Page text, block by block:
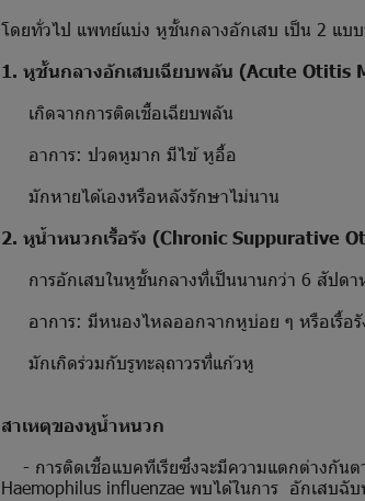
โดยทั่วไป แพทย์แบ่ง หูชั้นกลางอักเสบ เป็น 2 แบ
1. หูชั้นกลางอักเสบเฉียบพลัน (Acute Otitis
เกิดจากการติดเชื้อเฉียบพลัน
อาการ: ปวดหูมาก มีไข้ หูอื้อ
มักหายได้เองหรือหลังรักษาไม่นาน
2. หูน้ำหนวกเรื้อรัง (Chronic Suppurative
การอักเสบในหูชั้นกลางที่เป็นนานกว่า 6 สัปดา
อาการ: มีหนองไหลออกจากหูบ่อย ๆ หรือเรื้อรั
มักเกิดร่วมกับรูทะลุถาวรที่แก้วหู
สาเหตุของหูน้ำหนวก
- การติดเชื้อแบคทีเรียซึ่งจะมีความแตกต่างกันต
Haemophilus influenzae พบได้ในการ อักเสบฉั